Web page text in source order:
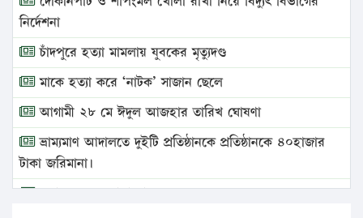
নির্দেশনা
চাঁদপুরে হত্যা মামলায় যুবকের মৃত্যুদণ্ড
মাকে হত্যা করে ‘নাটক’ সাজান ছেলে
আগামী ২৮ মে ঈদুল আজহার তারিখ ঘোষণা
ভ্রাম্যমাণ আদালতে দুইটি প্রতিষ্ঠানকে প্রতিষ্ঠানকে ৪০হাজার
টাকা জরিমানা।
এবার লঞ্চের ভাড়া বাড়ল